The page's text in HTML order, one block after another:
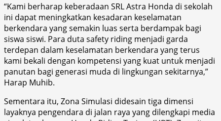
“Kami berharap keberadaan SRL Astra Honda di sekolah
ini dapat meningkatkan kesadaran keselamatan
berkendara yang semakin luas serta berdampak bagi
siswa siswi. Para duta safety riding menjadi garda
terdepan dalam keselamatan berkendara yang terus
kami bekali dengan kompetensi yang kuat untuk menjadi
panutan bagi generasi muda di lingkungan sekitarnya,”
Harap Muhib.
Sementara itu, Zona Simulasi didesain tiga dimensi
layaknya pengendara di jalan raya yang dilengkapi media